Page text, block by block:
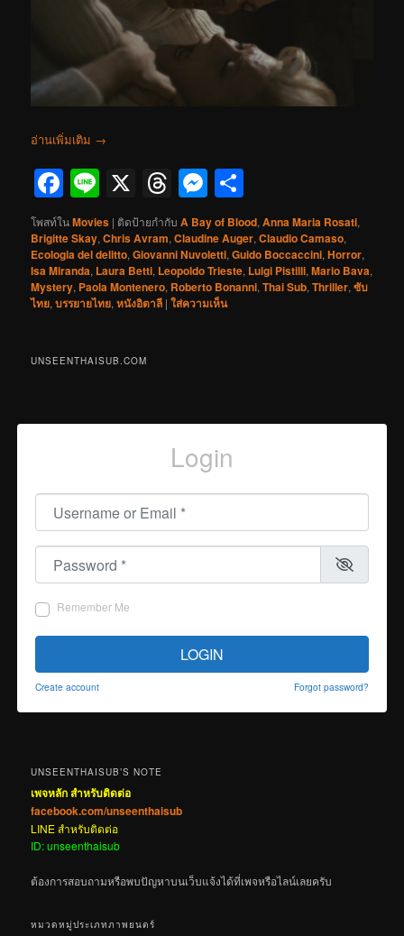
อ่านเพิ่มเติม →
Facebook
Line
X Threads
Messenger
โพสท์ในMovies | ติดป้ายกำกับ A Bay of Blood,Anna Maria Rosati,
Brigitte Skay,Chris Avram,Claudine Auger,Claudio Camaso,
Ecologia del delitto,Giovanni Nuvoletti,Guido Boccaccini,Horror,
Isa Miranda, Laura Betti, Leopoldo Trieste, Luigi Pistilli,Mario Bava,
Mystery, Paola Montenero, Roberto Bonanni,Thai Sub,Thriller,ซับ
ไทย,บรรยายไทย,หนังอิตาลี |ใส่ความเห็น
UNSEENTHAISUB.COM
Login
Username or Email
Password
Remember Me
LOGIN
Create account Forgot password?
UNSEENTHAISUB’S NOTE
เพจหลัก สำหรับติดต่อ
facebook.com/unseenthaisub
LINE สำหรับติดต่อ
ID: unseenthaisub
ต้องการสอบถามหรือพบปัญหาบนเว็บแจ้งได้ที่เพจหรือไลน์เลยครับ
หมวดหมู่ประเภทภาพยนตร์